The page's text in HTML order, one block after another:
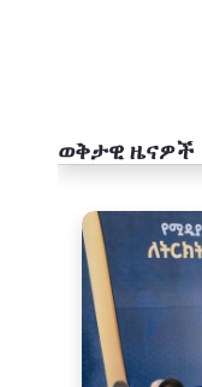
ወቅታዊ ዜናዎች
አዲስ